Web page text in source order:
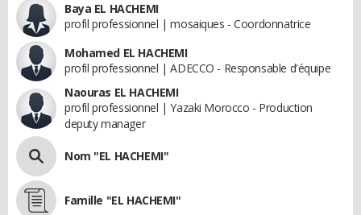
Baya EL HACHEMI
profil professionnel | mosaiques - Coordonnatrice
Mohamed EL HACHEMI
profil professionnel | ADECCO - Responsable d'équipe
Naouras EL HACHEMI
profil professionnel | Yazaki Morocco - Production
deputy manager
Nom "EL HACHEMI"
Famille "EL HACHEMI"